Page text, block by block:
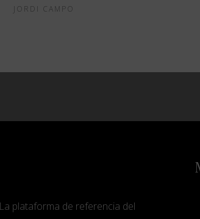
JORDI CAMPO
La plataforma de referencia del